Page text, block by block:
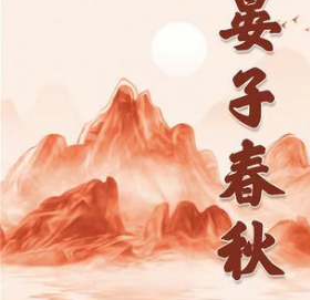
日本購物 電子/紙本書
HOT